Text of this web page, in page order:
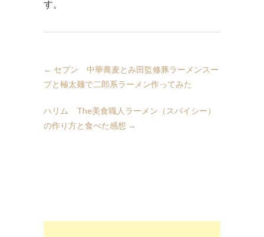
す。
← セブン 中華蕎麦とみ田監修豚ラーメンスー
プと極太麺で二郎系ラーメン作ってみた
ハリム The美食職人ラーメン（スパイシー）
の作り方と食べた感想 →